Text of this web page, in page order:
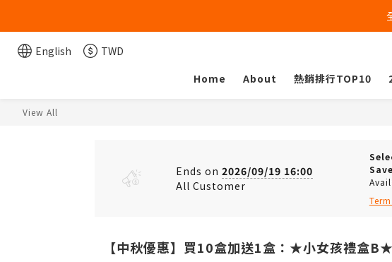
English TWD
Home
About 熱銷排行TOP10
View All
Ends on 2026/09/19 16:00
All Customer
【中秋優惠】買10盒加送1盒：★小女孩禮盒B★